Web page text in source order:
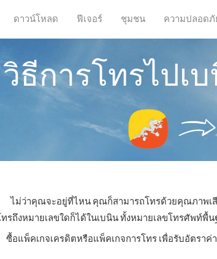
ดาวน์โหลด ฟีเจอร์ ชุมชน ความปลอดภั
วิธีการโทรไปเ
ไม่ว่าคุณจะอยู่ที่ไหน คุณก็สามารถโทรด้วยคุณภาพเ
รถึงหมายเลขใดก็ได้ในเบนิน ทั้งหมายเลขโทรศัพท์พื้
ซื้อแพ็คเกจเครดิตหรือแพ็คเกจการโทร เพื่อรับอัตรา